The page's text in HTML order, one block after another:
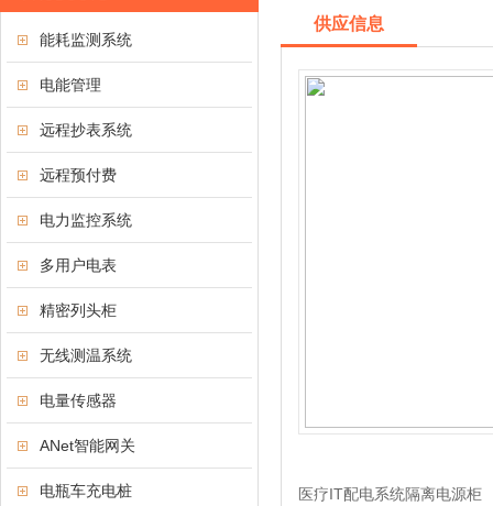
能耗监测系统
电能管理
远程抄表系统
远程预付费
电力监控系统
多用户电表
精密列头柜
无线测温系统
电量传感器
ANet智能网关
电瓶车充电桩
供应信息
医疗IT配电系统隔离电源柜